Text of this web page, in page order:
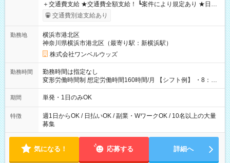
＋交通費支給 ★交通費全額支給！ ┗案件により規定あり ★日払
いOK！（規定あり） ┗働いたその日に現金GET♪ お仕事後はコ
ンビニATMから 日払い分を引き落とせます！ 【試用期間】試
交通費別途支給あり
勤務地
横浜市港北区
神奈川県横浜市港北区（最寄り駅：新横浜駅）
株式会社ワンベルウッズ
勤務時間
勤務時間は指定なし
変形労働時間制 想定労働時間160時間/月 【シフト例】 ・8：00
～21：00
期間 単発・1日のみOK
特徴
週1日からOK / 日払いOK / 副業・WワークOK / 10名以上の大量
募集
気になる！ 応募する 詳細へ